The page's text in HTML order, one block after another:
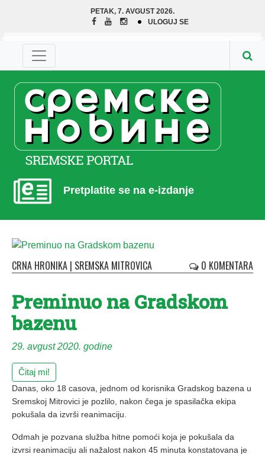
PETAK, 7. AVGUST 2026.
ULOGUJ SE
Pretplatite se na e-izdanje
CRNA HRONIKA | SREMSKA MITROVICA 0 KOMENTARA
Preminuo na Gradskom
bazenu
29. avgust 2020. godine
Čitaj mi!
Danas, oko 18 casova, jednom od korisnika Gradskog bazena u
Sremskoj Mitrovici je pozlilo, nakon čega je spasilačka ekipa
pokušala da izvrši reanimaciju.
Odmah je pozvana služba hitne pomoći koja je pokušala da
izvrsi reanimaciju ali nažalost nakon 45 minuta konstatovana je